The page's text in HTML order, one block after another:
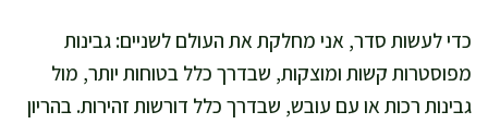
כדי לעשות סדר, אני מחלקת את העולם לשניים: גבינות
מפוסטרות קשות ומוצקות, שבדרך כלל בטוחות יותר, מול
גבינות רכות או עם עובש, שבדרך כלל דורשות זהירות. בהריון